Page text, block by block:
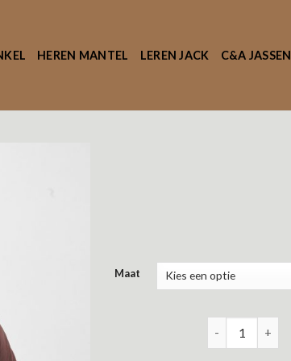
HEREN MANTEL LEREN JACK C&A JASSEN
Maat